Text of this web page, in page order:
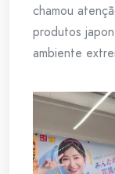
chamou
produtos
ambiente